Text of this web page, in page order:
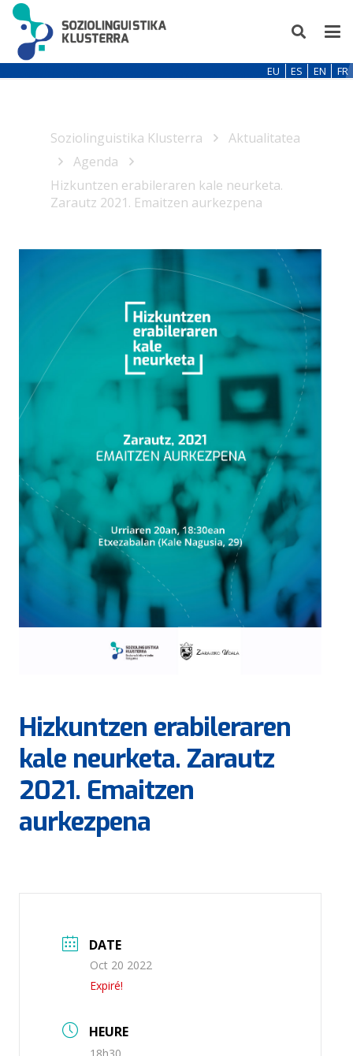
EU ES EN FR
Soziolinguistika Klusterra
Aktualitatea
Agenda
Hizkuntzen erabileraren kale neurketa.
Zarautz 2021. Emaitzen aurkezpena
Hizkuntzen erabileraren
kale neurketa. Zarautz
2021. Emaitzen
aurkezpena
DATE
Oct 20 2022
Expiré!
HEURE